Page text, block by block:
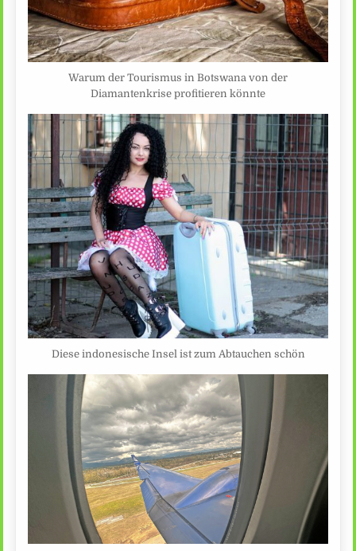
Warum der Tourismus in Botswana von der
Diamantenkrise profitieren könnte
Diese indonesische Insel ist zum Abtauchen schön